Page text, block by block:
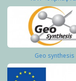
Geo synthesis